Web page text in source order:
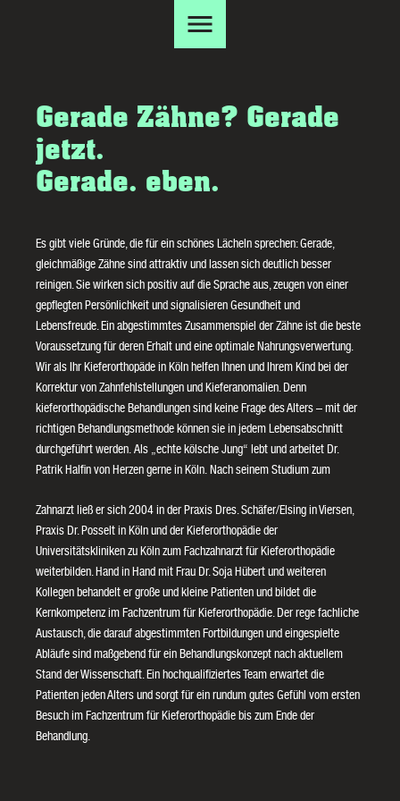
Gerade Zähne? Gerade
jetzt.
Gerade. eben.
Es gibt viele Gründe, die für ein schönes Lächeln sprechen: Gerade,
gleichmäßige Zähne sind attraktiv und lassen sich deutlich besser
reinigen. Sie wirken sich positiv auf die Sprache aus, zeugen von einer
gepflegten Persönlichkeit und signalisieren Gesundheit und
Lebensfreude. Ein abgestimmtes Zusammenspiel der Zähne ist die beste
Voraussetzung für deren Erhalt und eine optimale Nahrungsverwertung.
Wir als Ihr Kieferorthopäde in Köln helfen Ihnen und Ihrem Kind bei der
Korrektur von Zahnfehlstellungen und Kieferanomalien. Denn
kieferorthopädische Behandlungen sind keine Frage des Alters – mit der
richtigen Behandlungsmethode können sie in jedem Lebensabschnitt
durchgeführt werden. Als „echte kölsche Jung“ lebt und arbeitet Dr.
Patrik Halfin von Herzen gerne in Köln. Nach seinem Studium zum
Zahnarzt ließ er sich 2004 in der Praxis Dres. Schäfer/Elsing in Viersen,
Praxis Dr. Posselt in Köln und der Kieferorthopädie der
Universitätskliniken zu Köln zum Fachzahnarzt für Kieferorthopädie
weiterbilden. Hand in Hand mit Frau Dr. Soja Hübert und weiteren
Kollegen behandelt er große und kleine Patienten und bildet die
Kernkompetenz im Fachzentrum für Kieferorthopädie. Der rege fachliche
Austausch, die darauf abgestimmten Fortbildungen und eingespielte
Abläufe sind maßgebend für ein Behandlungskonzept nach aktuellem
Stand der Wissenschaft. Ein hochqualifiziertes Team erwartet die
Patienten jeden Alters und sorgt für ein rundum gutes Gefühl vom ersten
Besuch im Fachzentrum für Kieferorthopädie bis zum Ende der
Behandlung.